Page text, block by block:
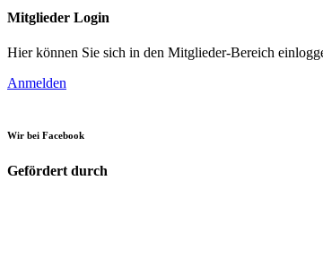
Mitglieder Login
Hier können Sie sich in den Mitglieder-Bereich
Anmelden
Wir bei Facebook
Gefördert durch